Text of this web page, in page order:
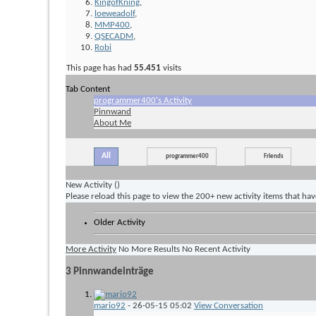
KingofKning,
loeweadolf,
MMP400,
QSECADM,
Robi
This page has had 55.451 visits
Tab Content
programmer400's Activity
Pinnwand
About Me
All programmer400 Friends
New Activity ()
Please reload this page to view the 200+ new activity items that
Older Activity
More Activity No More Results No Recent Activity
3 Pinnwandeinträge
mario92 - 26-05-15 05:02 View Conversation